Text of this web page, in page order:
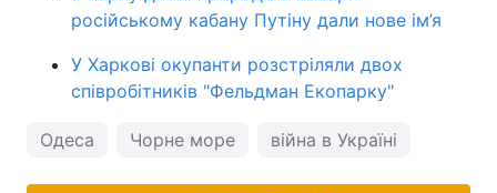
російському кабану Путіну дали нове ім’я
У Харкові окупанти розстріляли двох
співробітників "Фельдман Екопарку"
Одеса Чорне море війна в Україні